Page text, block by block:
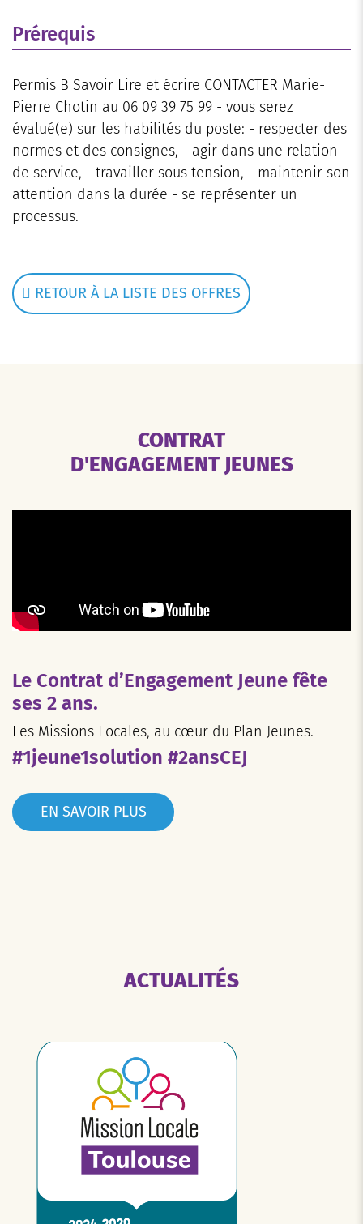
Prérequis
Permis B Savoir Lire et écrire CONTACTER Marie-
Pierre Chotin au 06 09 39 75 99 - vous serez
évalué(e) sur les habilités du poste: - respecter des
normes et des consignes, - agir dans une relation
de service, - travailler sous tension, - maintenir son
attention dans la durée - se représenter un
processus.
RETOUR À LA LISTE DES OFFRES
CONTRAT
D'ENGAGEMENT JEUNES
Le Contrat d’Engagement Jeune fête
ses 2 ans.
Les Missions Locales, au cœur du Plan Jeunes.
#1jeune1solution #2ansCEJ
EN SAVOIR PLUS
ACTUALITÉS